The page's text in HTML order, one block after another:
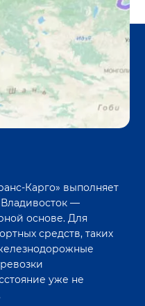
Карго» выполняет
Владивосток —
основе. Для
средств, таких
уже не